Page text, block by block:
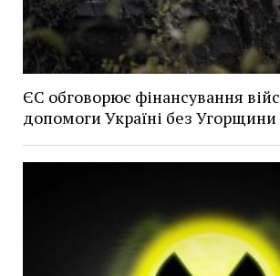
ЄС обговорює фінансування
допомоги Україні без Угорщини